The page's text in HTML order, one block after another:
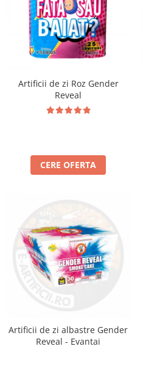
Artificii de zi Roz Gender
Reveal
CERE OFERTA
Artificii de zi albastre Gender
Reveal - Evantai